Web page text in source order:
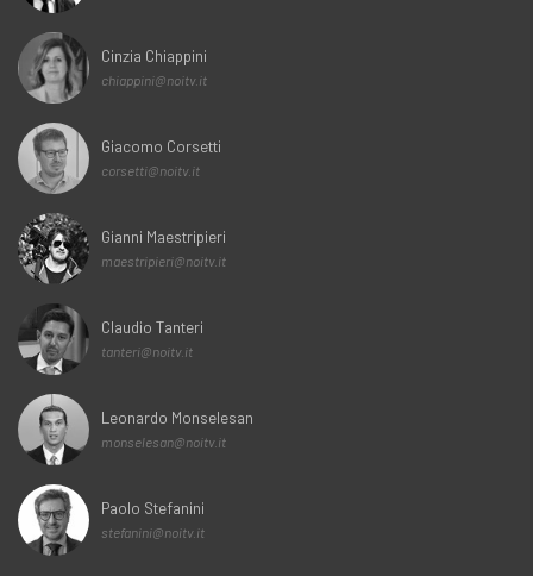
Cinzia Chiappini
chiappini@noitv.it
Giacomo Corsetti
corsetti@noitv.it
Gianni Maestripieri
maestripieri@noitv.it
Claudio Tanteri
tanteri@noitv.it
Leonardo Monselesan
monselesan@noitv.it
Paolo Stefanini
stefanini@noitv.it